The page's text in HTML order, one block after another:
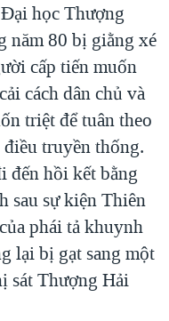
học Thượng
năm 80 bị giằng xé
cấp tiến muốn
cách dân chủ và
triệt để tuân theo
truyền thống.
đến hồi kết bằng
sau sự kiện Thiên
phái tả khuynh
lại bị gạt sang một
sát Thượng Hải